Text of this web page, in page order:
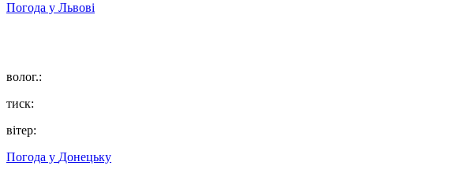
Погода у Львові
волог.:
тиск:
вітер:
Погода у Донецьку